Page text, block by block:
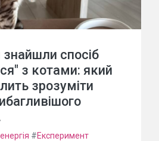
спосіб
з котами: який
зрозуміти
#Експеримент